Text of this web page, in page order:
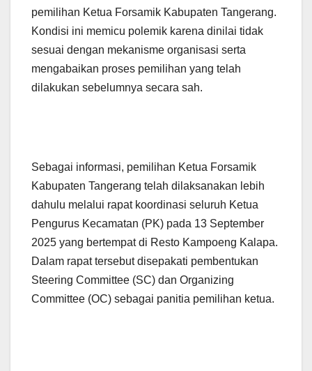
pemilihan Ketua Forsamik Kabupaten Tangerang.
Kondisi ini memicu polemik karena dinilai tidak
sesuai dengan mekanisme organisasi serta
mengabaikan proses pemilihan yang telah
dilakukan sebelumnya secara sah.
‎Sebagai informasi, pemilihan Ketua Forsamik
Kabupaten Tangerang telah dilaksanakan lebih
dahulu melalui rapat koordinasi seluruh Ketua
Pengurus Kecamatan (PK) pada 13 September
2025 yang bertempat di Resto Kampoeng Kalapa.
Dalam rapat tersebut disepakati pembentukan
Steering Committee (SC) dan Organizing
Committee (OC) sebagai panitia pemilihan ketua.